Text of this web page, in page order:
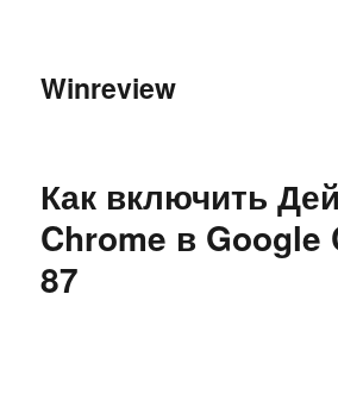
Winreview
Как включить
Chrome в Google
87